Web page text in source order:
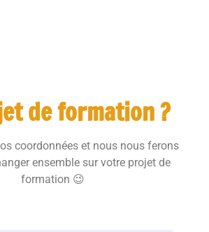
de formation ?
coordonnées et nous nous ferons
ensemble sur votre projet de
formation 😉